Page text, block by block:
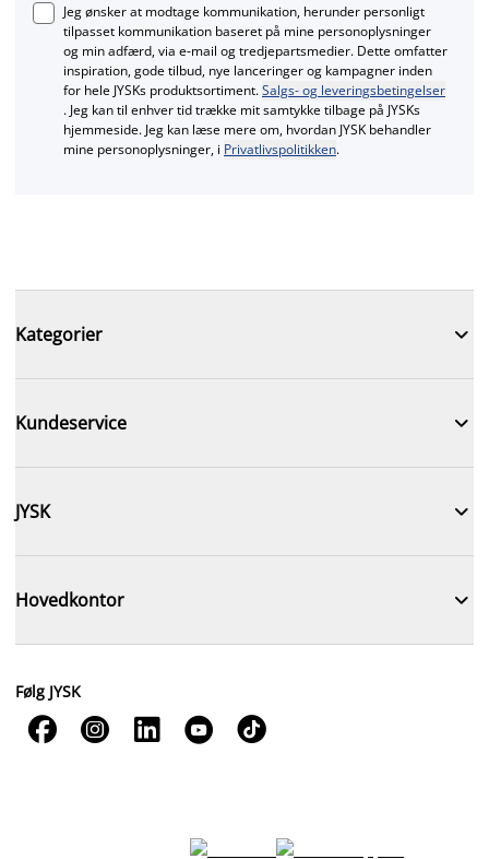
Jeg ønsker at modtage kommunikation, herunder personligt
tilpasset kommunikation baseret på mine personoplysninger
og min adfærd, via e‑mail og tredjepartsmedier. Dette omfatter
inspiration, gode tilbud, nye lanceringer og kampagner inden
for hele JYSKs produktsortiment.Salgs- og leveringsbetingelser
. Jeg kan til enhver tid trække mit samtykke tilbage på JYSKs
hjemmeside. Jeg kan læse mere om, hvordan JYSK behandler
mine personoplysninger, i Privatlivspolitikken.
Kategorier 
Kundeservice 
JYSK 
Hovedkontor 
Følg JYSK
    